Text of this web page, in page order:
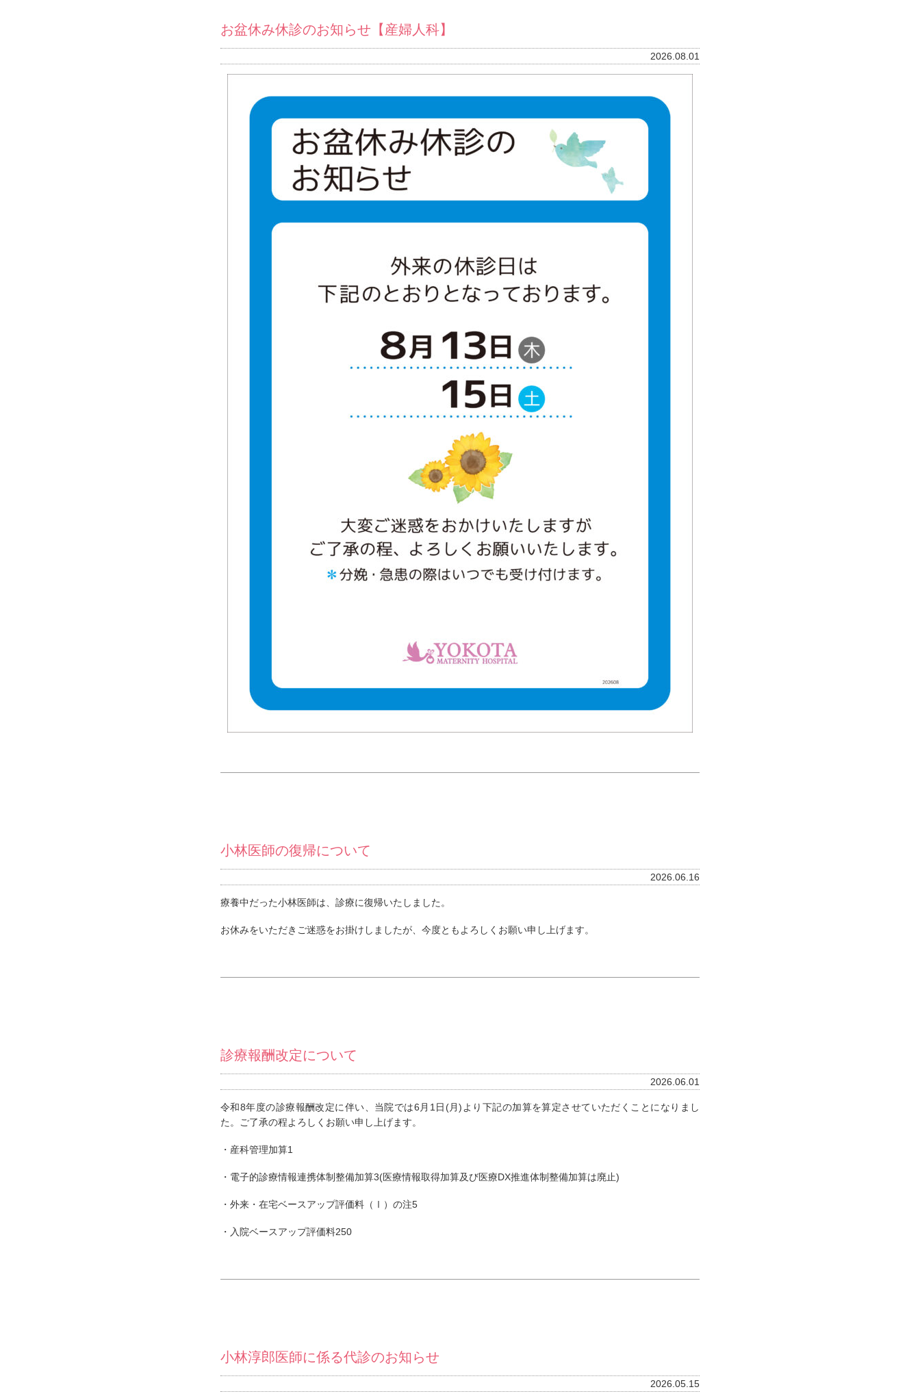
お盆休み休診のお知らせ【産婦人科】
2026.08.01
小林医師の復帰について
2026.06.16
療養中だった小林医師は、診療に復帰いたしました。
お休みをいただきご迷惑をお掛けしましたが、今度ともよろしくお願い申し上げます。
診療報酬改定について
2026.06.01
令和8年度の診療報酬改定に伴い、当院では6月1日(月)より下記の加算を算定させていただくことになりまし
た。ご了承の程よろしくお願い申し上げます。
・産科管理加算1
・電子的診療情報連携体制整備加算3(医療情報取得加算及び医療DX推進体制整備加算は廃止)
・外来・在宅ベースアップ評価料（Ⅰ）の注5
・入院ベースアップ評価料250
小林淳郎医師に係る代診のお知らせ
2026.05.15